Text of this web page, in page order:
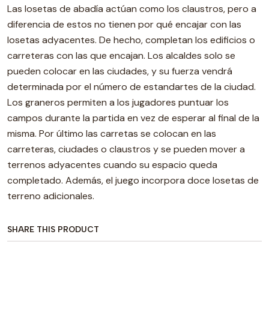
Las losetas de abadía actúan como los claustros, pero a
diferencia de estos no tienen por qué encajar con las
losetas adyacentes. De hecho, completan los edificios o
carreteras con las que encajan. Los alcaldes solo se
pueden colocar en las ciudades, y su fuerza vendrá
determinada por el número de estandartes de la ciudad.
Los graneros permiten a los jugadores puntuar los
campos durante la partida en vez de esperar al final de la
misma. Por último las carretas se colocan en las
carreteras, ciudades o claustros y se pueden mover a
terrenos adyacentes cuando su espacio queda
completado. Además, el juego incorpora doce losetas de
terreno adicionales.
SHARE THIS PRODUCT